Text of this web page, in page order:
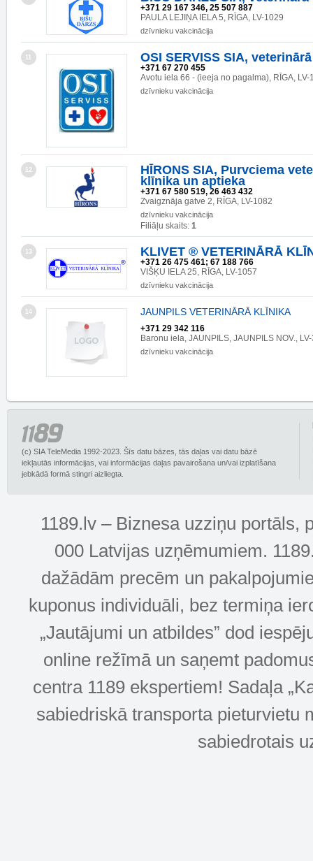
+371 29 167 346, 25 507 887
PAULA LEJIŅA IELA 5, RĪGA, LV-1029
dzīvnieku vakcinācija
11 OSI SERVISS SIA,
+371 67 270 455
Avotu iela 66 - (ieeja no pagalma), RĪGA, LV-
dzīvnieku vakcinācija
12
HĪRONS SIA, Purvciema
klīnika un aptieka
+371 67 580 519, 26 463 432
Zvaigznāja gatve 2, RĪGA, LV-1082
dzīvnieku vakcinācija
Filiāļu skaits: 1
13 KLIVET ® VETERINĀRĀ
+371 26 475 461; 67 188 766
VIŠĶU IELA 25, RĪGA, LV-1057
dzīvnieku vakcinācija
14 JAUNPILS VETERINĀRĀ KLĪNIKA
+371 29 342 116
Baronu iela, JAUNPILS, JAUNPILS NOV.,
dzīvnieku vakcinācija
(c) SIA TeleMedia 1992-2023. Šīs datu bāzes, tās daļas vai datu bāzē
iekļautās informācijas, vai informācijas daļas pavairošana un/vai izplatīšana
jebkādā formā stingri aizliegta.
1189.lv – Biznesa uzziņu portāls,
000 Latvijas uzņēmumiem.
dažādām precēm un
kuponus individuāli, bez termiņa
„Jautājumi un atbildes” dod
online režīmā un saņemt
centra 1189 ekspertiem! Sadaļa
sabiedriskā transporta pieturvietu
sabiedrotais